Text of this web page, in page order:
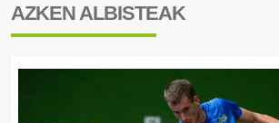
AZKEN ALBISTEAK